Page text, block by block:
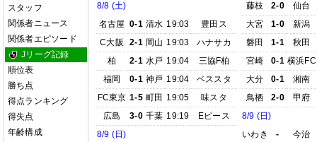
スタッフ
関係者ニュース
関係者エピソード
Jリーグ記録
順位表
勝ち点
得点ランキング
得失点
年齢構成
8/8 (土)
名古屋 0-1 清水 19:03
豊田ス
C大阪
2-1 岡山 19:03
ハナサカ
柏
2-1 水戸 19:04
三協F柏
福岡
0-1 神戸 19:04
ベススタ
FC東京 1-5 町田 19:05
味スタ
広島
3-0 千葉 19:19
Eピース
8/9 (日)
藤枝
2-0
仙台
大宮
1-0
新潟
磐田
1-1
秋田
宮崎
0-1 横浜FC
大分
0-1
湘南
鳥栖
2-0
甲府
8/9 (日)
いわき
-
今治